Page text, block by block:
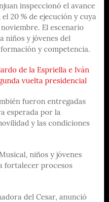
inspeccionó el avance
20 % de ejecución y cuya
El escenario
niños y jóvenes del
y competencia.
de la Espriella e Iván
vuelta presidencial
fueron entregadas
esperada por la
y las condiciones
niños y jóvenes
fortalecer procesos
del Cesar, anunció